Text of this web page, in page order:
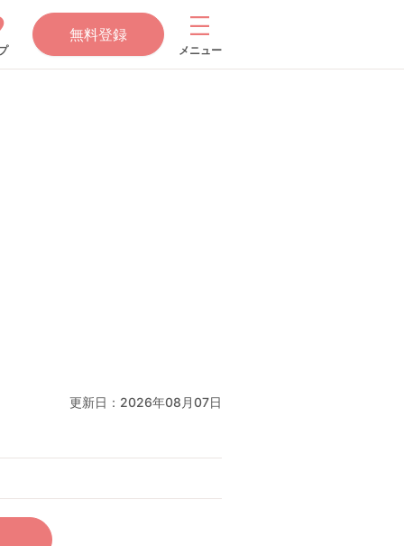
無料登録
メニュー
更新日： 2026年08月07日